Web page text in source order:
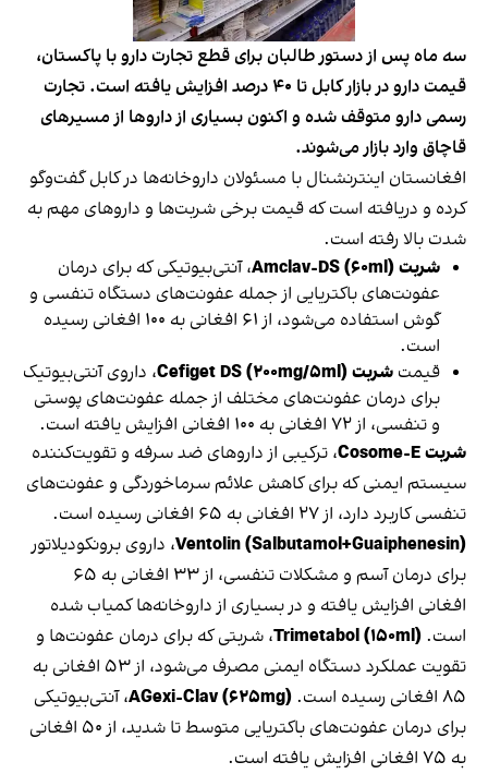
سه ماه پس از دستور طالبان برای قطع تجارت دارو با پاکستان،
قیمت دارو در بازار کابل تا ۴۰ درصد افزایش یافته است. تجارت
رسمی دارو متوقف شده و اکنون بسیاری از داروها از مسیرهای
قاچاق وارد بازار می‌شوند.
افغانستان اینترنشنال با مسئولان داروخانه‌ها در کابل گفت‌وگو
کرده و دریافته است که قیمت برخی شربت‌ها و داروهای مهم به
شدت بالا رفته است.
شربت Amclav-DS (۶۰ml)
، آنتی‌بیوتیکی که برای درمان
عفونت‌های باکتریایی از جمله عفونت‌های دستگاه تنفسی و
گوش استفاده می‌شود، از ۶۱ افغانی به ۱۰۰ افغانی رسیده
است.
قیمت شربت Cefiget DS (۲۰۰mg/۵ml)
، داروی آنتی‌بیوتیک
برای درمان عفونت‌های مختلف از جمله عفونت‌های پوستی
و تنفسی، از ۷۲ افغانی به ۱۰۰ افغانی افزایش یافته است.
شربت Cosome-E
، ترکیبی از داروهای ضد سرفه و تقویت‌کننده
سیستم ایمنی که برای کاهش علائم سرماخوردگی و عفونت‌های
تنفسی کاربرد دارد، از ۲۷ افغانی به ۶۵ افغانی رسیده است.
Ventolin (Salbutamol+Guaiphenesin)، داروی برونکودیلاتور
برای درمان آسم و مشکلات تنفسی، از ۳۳ افغانی به ۶۵
افغانی افزایش یافته و در بسیاری از داروخانه‌ها کمیاب شده
است. Trimetabol (۱۵۰ml)، شربتی که برای درمان عفونت‌ها و
تقویت عملکرد دستگاه ایمنی مصرف می‌شود، از ۵۳ افغانی به
۸۵ افغانی رسیده است.
AGexi-Clav (۶۲۵mg)، آنتی‌بیوتیکی
برای درمان عفونت‌های باکتریایی متوسط تا شدید، از ۵۰ افغانی
به ۷۵ افغانی افزایش یافته است.